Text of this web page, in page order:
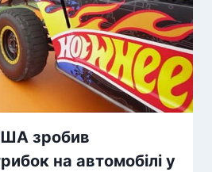
зробив
на автомобілі у